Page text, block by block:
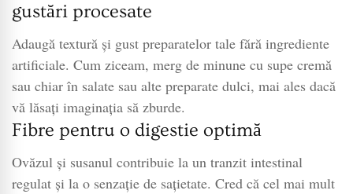
gustări procesate
Adaugă textură și gust preparatelor tale fără ingrediente
artificiale. Cum ziceam, merg de minune cu supe cremă
sau chiar în salate sau alte preparate dulci, mai ales dacă
vă lăsați imaginația să zburde.
Fibre pentru o digestie optimă
Ovăzul și susanul contribuie la un tranzit intestinal
regulat și la o senzație de sațietate. Cred că cel mai mult